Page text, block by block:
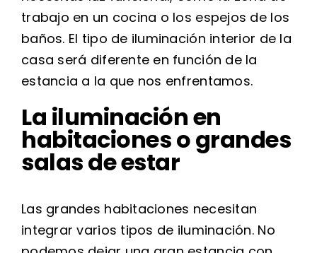
trabajo en un cocina o los espejos de los
baños. El tipo de iluminación interior de la
casa será diferente en función de la
estancia a la que nos enfrentamos.
La iluminación en
habitaciones o grandes
salas de estar
Las grandes habitaciones necesitan
integrar varios tipos de iluminación. No